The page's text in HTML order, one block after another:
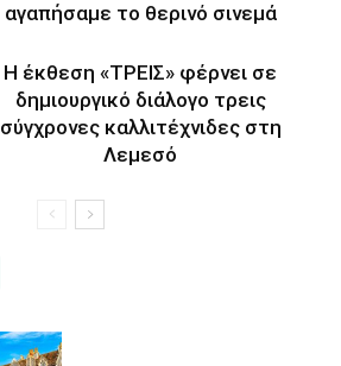
αγαπήσαμε το θερινό σινεμά
Η έκθεση «ΤΡΕΙΣ» φέρνει σε
δημιουργικό διάλογο τρεις
σύγχρονες καλλιτέχνιδες στη
Λεμεσό